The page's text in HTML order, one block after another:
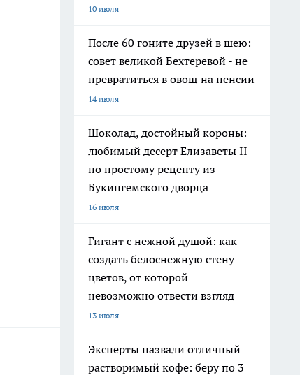
10 июля
После 60 гоните друзей в шею:
совет великой Бехтеревой - не
превратиться в овощ на пенсии
14 июля
Шоколад, достойный короны:
любимый десерт Елизаветы II
по простому рецепту из
Букингемского дворца
16 июля
Гигант с нежной душой: как
создать белоснежную стену
цветов, от которой
невозможно отвести взгляд
13 июля
Эксперты назвали отличный
растворимый кофе: беру по 3